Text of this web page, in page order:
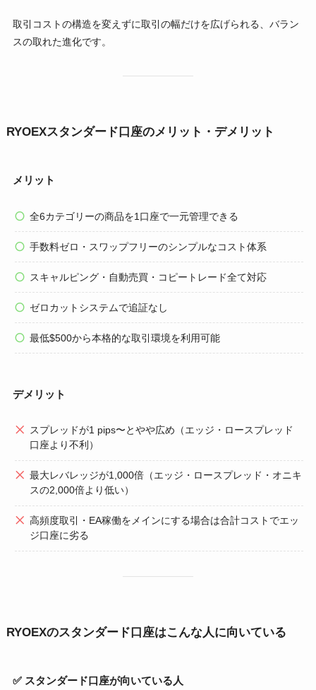
取引コストの構造を変えずに取引の幅だけを広げられる、バラン
スの取れた進化です。
RYOEXスタンダード口座のメリット・デメリット
メリット
全6カテゴリーの商品を1口座で一元管理できる
手数料ゼロ・スワップフリーのシンプルなコスト体系
スキャルピング・自動売買・コピートレード全て対応
ゼロカットシステムで追証なし
最低$500から本格的な取引環境を利用可能
デメリット
スプレッドが1 pips〜とやや広め（エッジ・ロースプレッド
口座より不利）
最大レバレッジが1,000倍（エッジ・ロースプレッド・オニキ
スの2,000倍より低い）
高頻度取引・EA稼働をメインにする場合は合計コストでエッ
ジ口座に劣る
RYOEXのスタンダード口座はこんな人に向いている
✅ スタンダード口座が向いている人